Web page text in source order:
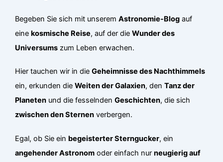
Begeben Sie sich mit unseremAstronomie-Blog auf
einekosmische Reise, auf der dieWunder des
Universums zum Leben erwachen.
Hier tauchen wir in dieGeheimnisse des Nachthimmels
ein, erkunden dieWeiten der Galaxien, denTanz der
Planeten und die fesselndenGeschichten, die sich
zwischen den Sternen verbergen.
Egal, ob Sie ein begeisterter Sterngucker, ein
angehender Astronom oder einfach nurneugierig auf